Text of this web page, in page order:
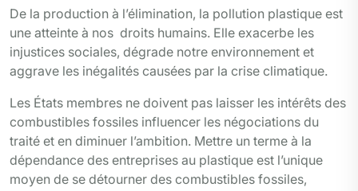
De la production à l’élimination, la pollution plastique est
une atteinte à nos droits humains. Elle exacerbe les
injustices sociales, dégrade notre environnement et
aggrave les inégalités causées par la crise climatique.
Les États membres ne doivent pas laisser les intérêts des
combustibles fossiles influencer les négociations du
traité et en diminuer l’ambition. Mettre un terme à la
dépendance des entreprises au plastique est l’unique
moyen de se détourner des combustibles fossiles,